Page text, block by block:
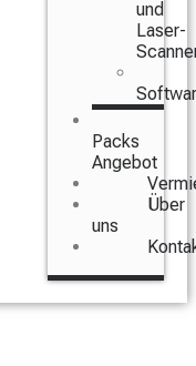
und
Laser-
Packs
Angebot
Über
uns